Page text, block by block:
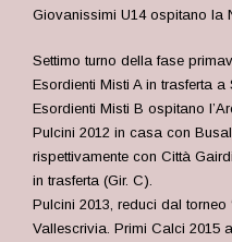
Giovanissimi U14 ospitano la
Settimo turno della fase
Esordienti Misti A in trasferta
Esordienti Misti B ospitano
Pulcini 2012 in casa con
rispettivamente con Città
in trasferta (Gir. C).
Pulcini 2013, reduci dal
Vallescrivia. Primi Calci 2015